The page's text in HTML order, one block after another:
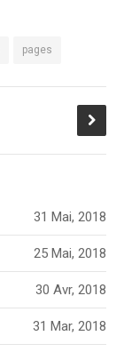
pages
31 Mai, 2018
25 Mai, 2018
30 Avr, 2018
31 Mar, 2018